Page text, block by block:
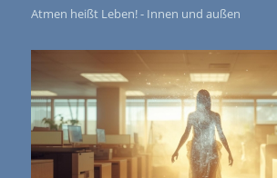
Atmen heißt Leben! - Innen und außen